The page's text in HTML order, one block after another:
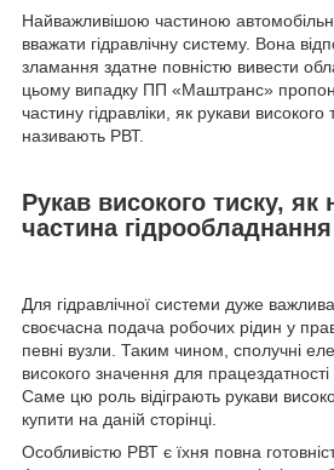
Найважливішою частиною
вважати гідравлічну систему. Вона
зламання здатне повністю вивести
цьому випадку ПП «Маштранс»
частину гідравліки, як рукави високого
називають РВТ.
Рукав високого тиску, як
частина гідрообладнання
Для гідравлічної системи дуже
своєчасна подача робочих рідин у
певні вузли. Таким чином, сполучні
високого значення для працездатності
Саме цю роль відіграють рукави
купити на даній сторінці.
Особливістю РВТ є їхня повна